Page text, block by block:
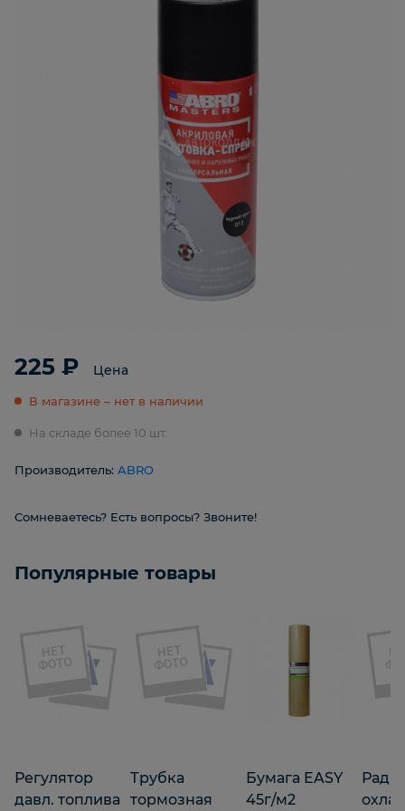
225 ₽ Цена
В магазине – нет в наличии
На складе более 10 шт.
Производитель: ABRO
Сомневаетесь? Есть вопросы? Звоните!
Популярные товары
Регулятор
давл. топлива
Трубка
тормозная
Бумага EASY
45г/м2